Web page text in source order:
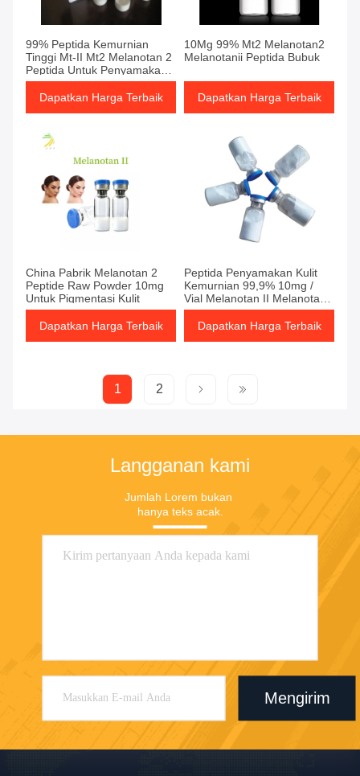
99% Peptida Kemurnian
Tinggi Mt-II Mt2 Melanotan 2
Peptida Untuk Penyamakan
Kulit
Dapatkan Harga Terbaik
10Mg 99% Mt2 Melanotan2
Melanotanii Peptida Bubuk
Dapatkan Harga Terbaik
China Pabrik Melanotan 2
Peptide Raw Powder 10mg
Untuk Pigmentasi Kulit
Dapatkan Harga Terbaik
Peptida Penyamakan Kulit
Kemurnian 99,9% 10mg /
Vial Melanotan II Melanotan
2 Mt2
Dapatkan Harga Terbaik
1 2
Langganan kami
Jumlah Lorem bukan
hanya teks acak.
Mengirim